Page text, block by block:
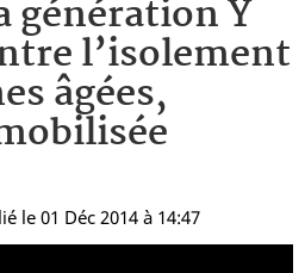
génération Y
l’isolement
âgées,
le 01 Déc 2014 à 14:47